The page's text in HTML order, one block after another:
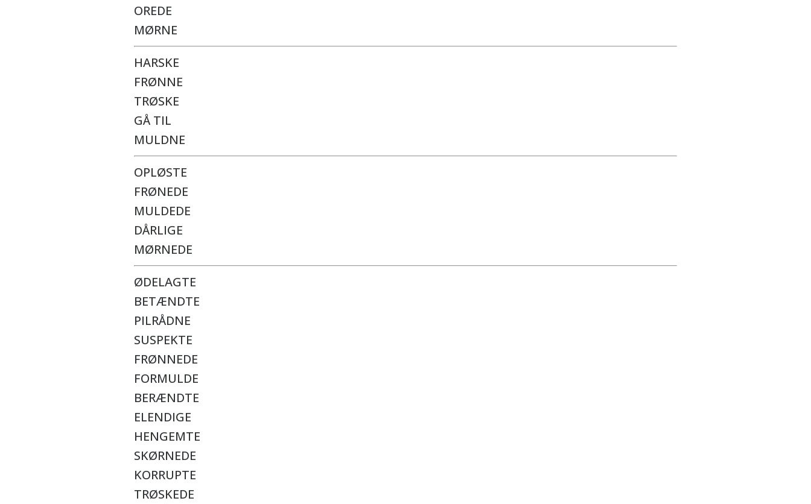
OREDE
MØRNE
HARSKE
FRØNNE
TRØSKE
GÅ TIL
MULDNE
OPLØSTE
FRØNEDE
MULDEDE
DÅRLIGE
MØRNEDE
ØDELAGTE
BETÆNDTE
PILRÅDNE
SUSPEKTE
FRØNNEDE
FORMULDE
BERÆNDTE
ELENDIGE
HENGEMTE
SKØRNEDE
KORRUPTE
TRØSKEDE